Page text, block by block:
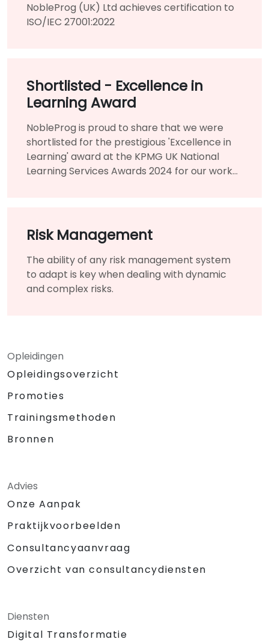
NobleProg (UK) Ltd achieves certification to
ISO/IEC 27001:2022
Shortlisted - Excellence in
Learning Award
NobleProg is proud to share that we were
shortlisted for the prestigious 'Excellence in
Learning' award at the KPMG UK National
Learning Services Awards 2024 for our work
Risk Management
The ability of any risk management system
to adapt is key when dealing with dynamic
and complex risks.
Opleidingen
Opleidingsoverzicht
Promoties
Trainingsmethoden
Bronnen
Advies
Onze Aanpak
Praktijkvoorbeelden
Consultancyaanvraag
Overzicht van consultancydiensten
Diensten
Digital Transformatie